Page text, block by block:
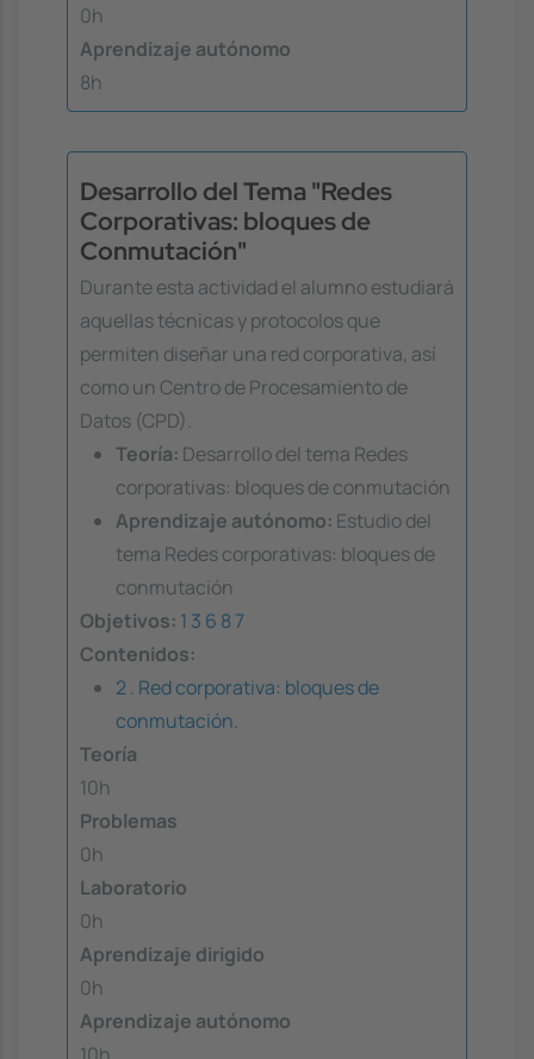
0h
Aprendizaje autónomo
8h
Desarrollo del Tema "Redes
Corporativas: bloques de
Conmutación"
Durante esta actividad el alumno estudiará
aquellas técnicas y protocolos que
permiten diseñar una red corporativa, así
como un Centro de Procesamiento de
Datos (CPD).
Teoría: Desarrollo del tema Redes
corporativas: bloques de conmutación
Aprendizaje autónomo: Estudio del
tema Redes corporativas: bloques de
conmutación
Objetivos: 1 3 6 8 7
Contenidos:
2 . Red corporativa: bloques de
conmutación.
Teoría
10h
Problemas
0h
Laboratorio
0h
Aprendizaje dirigido
0h
Aprendizaje autónomo